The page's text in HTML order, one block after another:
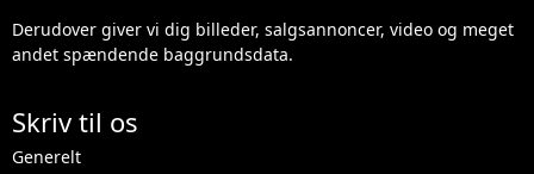
Derudover giver vi dig billeder, salgsannoncer, video og meget
andet spændende baggrundsdata.
Skriv til os
Generelt